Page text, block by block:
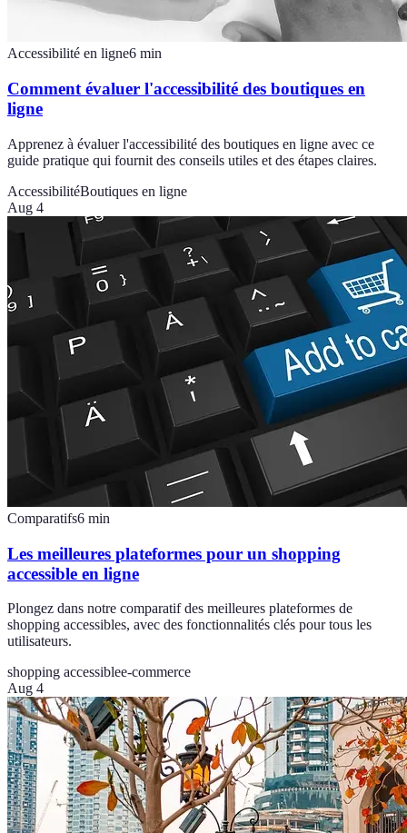
Accessibilité en ligne6 min
Comment évaluer l'accessibilité des boutiques en
ligne
Apprenez à évaluer l'accessibilité des boutiques en ligne avec ce
guide pratique qui fournit des conseils utiles et des étapes claires.
AccessibilitéBoutiques en ligne
Aug 4
Comparatifs6 min
Les meilleures plateformes pour un shopping
accessible en ligne
Plongez dans notre comparatif des meilleures plateformes de
shopping accessibles, avec des fonctionnalités clés pour tous les
utilisateurs.
shopping accessiblee-commerce
Aug 4